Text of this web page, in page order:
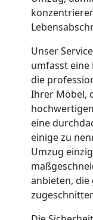
Unser
umfasst eine
die
Ihrer Möbel,
eine
einige zu
Umzug
anbieten,